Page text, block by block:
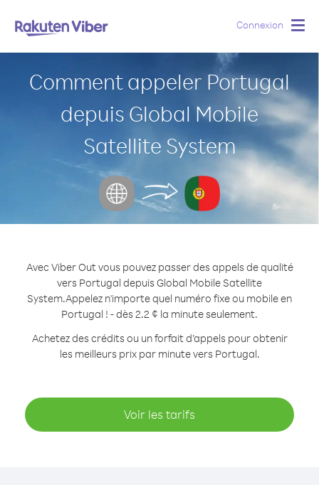
Connexion
Comment appeler Portugal
depuis Global Mobile
Satellite System
Avec Viber Out vous pouvez passer des appels de qualité
vers Portugal depuis Global Mobile Satellite
System.Appelez n'importe quel numéro fixe ou mobile en
Portugal ! - dès 2.2 ¢ la minute seulement.
Achetez des crédits ou un forfait d’appels pour obtenir
les meilleurs prix par minute vers Portugal.
Voir les tarifs